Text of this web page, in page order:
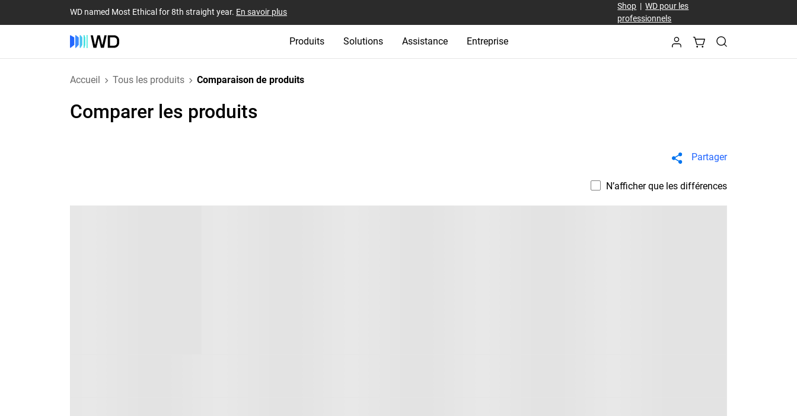
WD named Most Ethical for 8th straight year. En savoir plus
Shop |WD pour les
professionnels
Produits Solutions Assistance Entreprise
Accueil Tous les produits Comparaison de produits
Comparer les produits
Partager
N’afficher que les différences